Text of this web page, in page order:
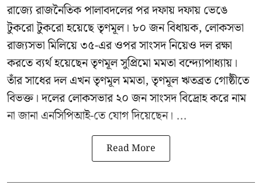
রাজ্যে রাজনৈতিক পালাবদলের পর দফায় দফায় ভেঙে
টুকরো টুকরো হয়েছে তৃণমূল। ৮০ জন বিধায়ক, লোকসভা
রাজ্যসভা মিলিয়ে ৩৫-এর ওপর সাংসদ নিয়েও দল রক্ষা
করতে ব্যর্থ হয়েছেনতৃণমূল সুপ্রিমো মমতা বন্দ্যোপাধ্যায়।
তাঁর সাধের দল এখন তৃণমূল মমতা, তৃণমূল ঋতব্রত গোষ্ঠীতে
বিভক্ত। দলের লোকসভার ২০ জন সাংসদ বিদ্রোহ করে নাম
না জানা এনসিপিআই-তে যোগ দিয়েছেন। ...
Read More